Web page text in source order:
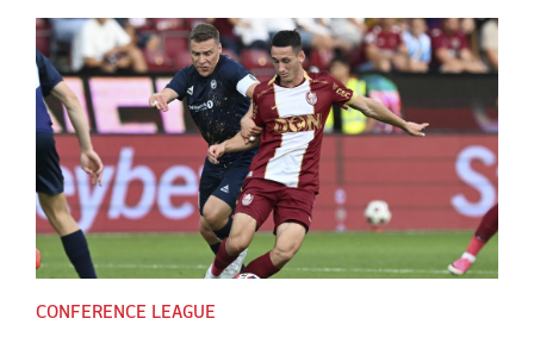
CONFERENCE LEAGUE